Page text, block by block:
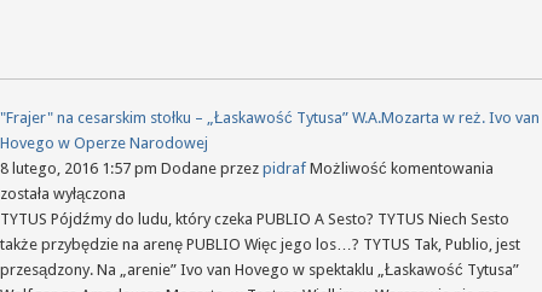
"Frajer" na cesarskim stołku – „Łaskawość Tytusa” W.A.Mozarta w reż. Ivo van
Hovego w Operze Narodowej
8 lutego, 2016 1:57 pm Dodane przez pidraf Możliwość komentowania
stołku
–
została wyłączona
TYTUS Pójdźmy do ludu, który czeka PUBLIO A Sesto? TYTUS Niech Sesto
także przybędzie na arenę PUBLIO Więc jego los…? TYTUS Tak, Publio, jest
przesądzony. Na „arenie” Ivo van Hovego w spektaklu „Łaskawość Tytusa”